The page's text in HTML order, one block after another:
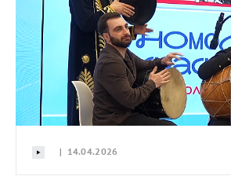
| 14.04.2026